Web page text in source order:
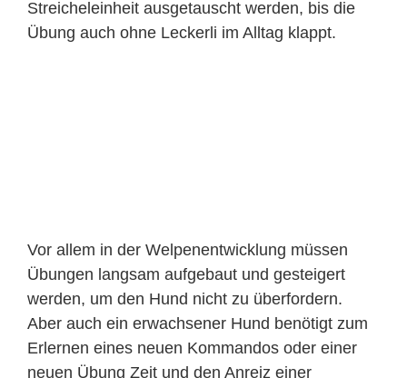
Vor allem in der Welpenentwicklung müssen
Übungen langsam aufgebaut und gesteigert
werden, um den Hund nicht zu überfordern.
Aber auch ein erwachsener Hund benötigt zum
Erlernen eines neuen Kommandos oder einer